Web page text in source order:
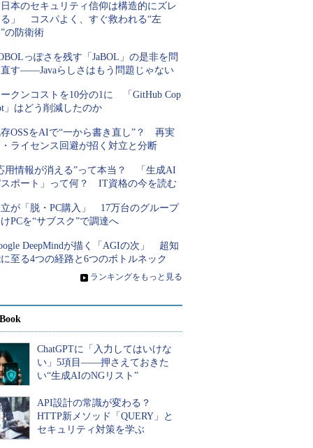
本のセキュリティ信仰は構造的にズレ
」 コスパよく、すぐ救われる“左
の防衛術
っぽさを残す「JaBOL」の是非を問
す――Javaらしさはもう問題じゃない
クンコストを10分の1に 「GitHub Cop
」はどう削減したのか
OSSをAIで“一から書き直し”？ 再実
ライセンス回避が招く対立と分断
用情報が消える”って本当？ 「生成AI
ポート」って何？ IT資格の今を読む
が「脱・PC購入」 17万台のグループ
PCを“サブスク”で調達へ
DeepMindが描く「AGIの次」 超知
至る4つの経路と6つのボトルネック
» ランキングをもっと見る
ChatGPTに「入力してはいけな
い」5項目――押さえておきた
い“生成AIのNGリスト”
API設計の常識が変わる？
HTTP新メソッド「QUERY」と
セキュリティ対策を学ぶ